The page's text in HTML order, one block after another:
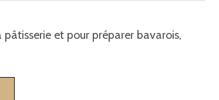
et pour préparer bavarois,